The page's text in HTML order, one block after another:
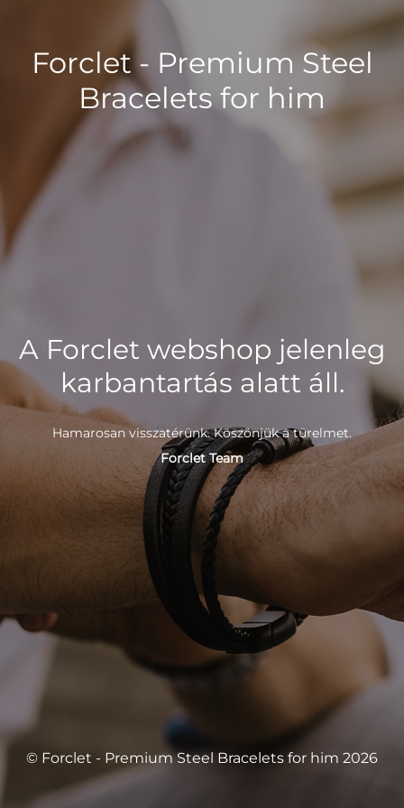
Forclet - Premium Steel
Bracelets for him
A Forclet webshop jelenleg
karbantartás alatt áll.
Hamarosan visszatérünk. Köszönjük a türelmet.
Forclet Team
© Forclet - Premium Steel Bracelets for him 2026